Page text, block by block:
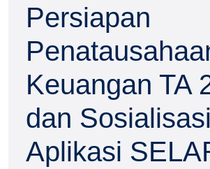
Persiapan
Keuangan TA
dan Sosialisasi
Aplikasi